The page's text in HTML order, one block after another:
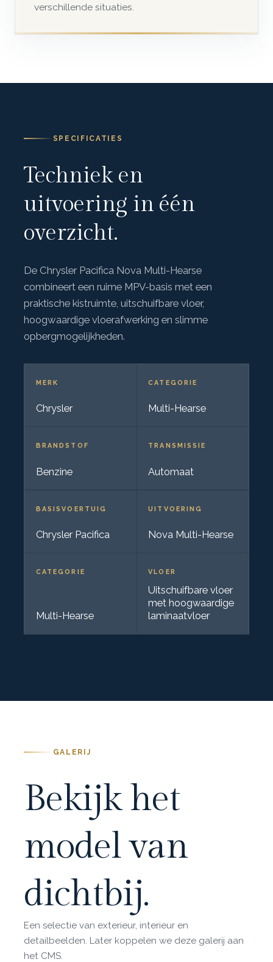
verschillende situaties.
SPECIFICATIES
Techniek en
uitvoering in één
overzicht.
De Chrysler Pacifica Nova Multi-Hearse
combineert een ruime MPV-basis met een
praktische kistruimte, uitschuifbare vloer,
hoogwaardige vloerafwerking en slimme
opbergmogelijkheden.
MERK
Chrysler
CATEGORIE
Multi-Hearse
BRANDSTOF
Benzine
TRANSMISSIE
Automaat
BASISVOERTUIG
Chrysler Pacifica
UITVOERING
Nova Multi-Hearse
CATEGORIE
Multi-Hearse
VLOER
Uitschuifbare vloer
met hoogwaardige
laminaatvloer
GALERIJ
Bekijk het
model van
dichtbij.
Een selectie van exterieur, interieur en
detailbeelden. Later koppelen we deze galerij aan
het CMS.